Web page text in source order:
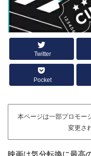
Twitter
Pocket
本ページは一部プロモー
変更さ